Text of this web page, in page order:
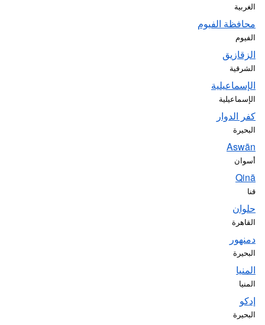
الغربية
محافظة الفيوم
الفيوم
الزقازيق
الشرقية
الإسماعيلية
الإسماعيلية
كفر الدوار
البحيرة
Aswān
أسوان
Qinā
قنا
حلوان
القاهرة
دمنهور
البحيرة
المنيا
المنيا
إدكو
البحيرة